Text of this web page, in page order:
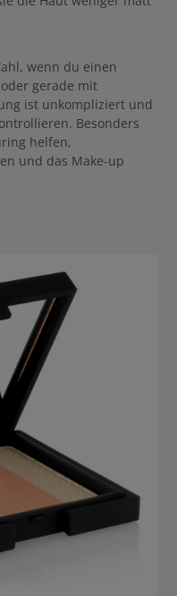
wenn du einen
gerade mit
ist unkompliziert und
Besonders
helfen,
und das Make-up